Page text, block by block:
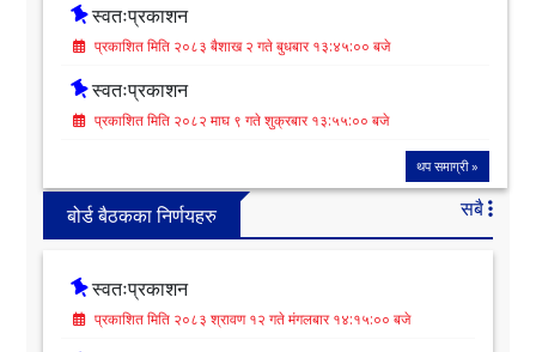
स्वतःप्रकाशन
प्रकाशित मिति २०८३ बैशाख २ गते बुधबार १३:४५:०० बजे
स्वतःप्रकाशन
प्रकाशित मिति २०८२ माघ ९ गते शुक्रबार १३:५५:०० बजे
थप समाग्री »
बोर्ड बैठकका निर्णयहरु सबै
स्वतःप्रकाशन
प्रकाशित मिति २०८३ श्रावण १२ गते मंगलबार १४:१५:०० बजे